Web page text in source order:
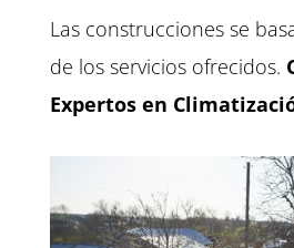
Las construcciones se
de los servicios ofrecidos.
Expertos en